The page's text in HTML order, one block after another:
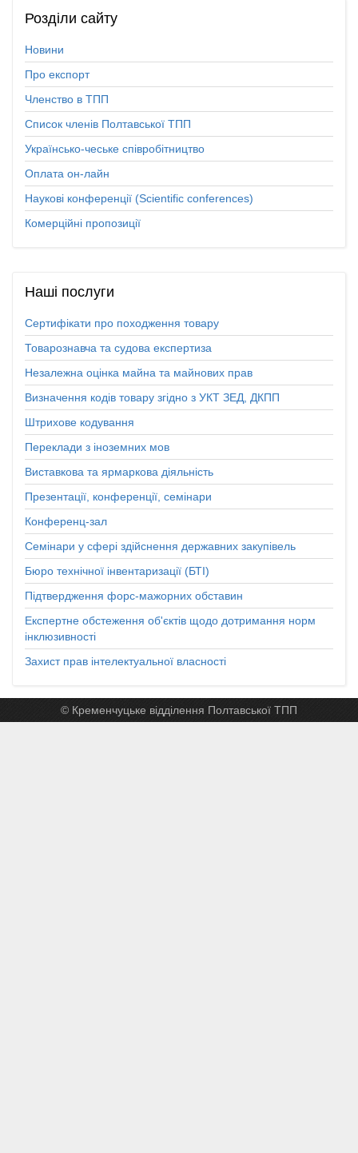
Розділи сайту
Новини
Про експорт
Членство в ТПП
Список членів Полтавської ТПП
Українсько-чеське співробітництво
Оплата он-лайн
Наукові конференції (Scientific conferences)
Комерційні пропозиції
Наші послуги
Сертифікати про походження товару
Товарознавча та судова експертиза
Незалежна оцінка майна та майнових прав
Визначення кодів товару згідно з УКТ ЗЕД, ДКПП
Штрихове кодування
Переклади з іноземних мов
Виставкова та ярмаркова діяльність
Презентації, конференції, семінари
Конференц-зал
Семінари у сфері здійснення державних закупівель
Бюро технічної інвентаризації (БТІ)
Підтвердження форс-мажорних обставин
Експертне обстеження об'єктів щодо дотримання норм
інклюзивності
Захист прав інтелектуальної власності
© Кременчуцьке відділення Полтавської ТПП